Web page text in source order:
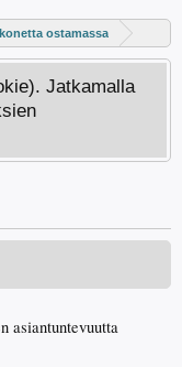
ostamassa
Jatkamalla
asiantuntevuutta